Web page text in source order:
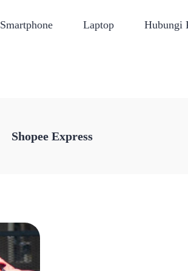
Smartphone Laptop Hubungi
Shopee Express